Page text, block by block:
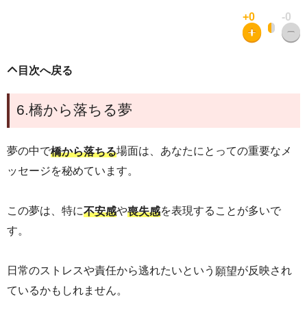
+0 -0
目次へ戻る
6.橋から落ちる夢
夢の中で橋から落ちる場面は、あなたにとっての重要なメ
ッセージを秘めています。
この夢は、特に不安感や喪失感を表現することが多いで
す。
日常のストレスや責任から逃れたいという 願望が反映され
ているかもしれません。